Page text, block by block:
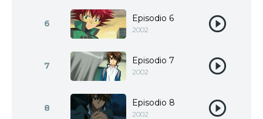
6 Episodio 6
2002
7 Episodio 7
2002
8 Episodio 8
2002